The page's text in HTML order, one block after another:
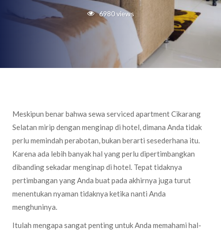
6980 views
Meskipun benar bahwa sewa serviced apartment Cikarang
Selatan mirip dengan menginap di hotel, dimana Anda tidak
perlu memindah perabotan, bukan berarti sesederhana itu.
Karena ada lebih banyak hal yang perlu dipertimbangkan
dibanding sekadar menginap di hotel. Tepat tidaknya
pertimbangan yang Anda buat pada akhirnya juga turut
menentukan nyaman tidaknya ketika nanti Anda
menghuninya.
Itulah mengapa sangat penting untuk Anda memahami hal-